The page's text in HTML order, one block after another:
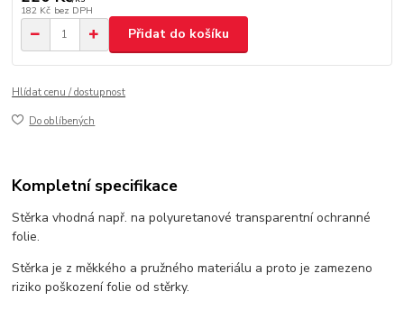
182 Kč bez DPH
Přidat do košíku
Hlídat cenu / dostupnost
Do oblíbených
Kompletní specifikace
Stěrka vhodná např. na polyuretanové transparentní ochranné
folie.
Stěrka je z měkkého a pružného materiálu a proto je zamezeno
riziko poškození folie od stěrky.